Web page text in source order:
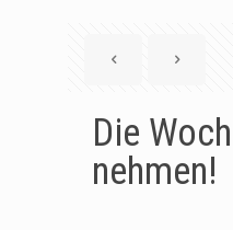
Die
nehmen!